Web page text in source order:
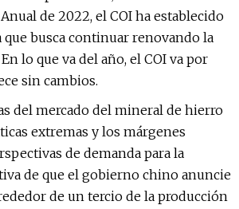
de 2022, el COI ha establecido
que busca continuar renovando la
lo que va del año, el COI va por
sin cambios.
del mercado del mineral de hierro
extremas y los márgenes
de demanda para la
de que el gobierno chino anuncie
de un tercio de la producción